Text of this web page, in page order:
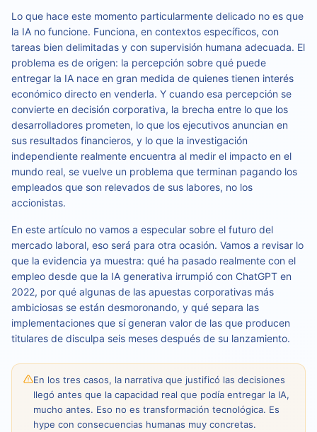
Lo que hace este momento particularmente delicado no es que
la IA no funcione. Funciona, en contextos específicos, con
tareas bien delimitadas y con supervisión humana adecuada. El
problema es de origen: la percepción sobre qué puede
entregar la IA nace en gran medida de quienes tienen interés
económico directo en venderla. Y cuando esa percepción se
convierte en decisión corporativa, la brecha entre lo que los
desarrolladores prometen, lo que los ejecutivos anuncian en
sus resultados financieros, y lo que la investigación
independiente realmente encuentra al medir el impacto en el
mundo real, se vuelve un problema que terminan pagando los
empleados que son relevados de sus labores, no los
accionistas.
En este artículo no vamos a especular sobre el futuro del
mercado laboral, eso será para otra ocasión. Vamos a revisar lo
que la evidencia ya muestra: qué ha pasado realmente con el
empleo desde que la IA generativa irrumpió con ChatGPT en
2022, por qué algunas de las apuestas corporativas más
ambiciosas se están desmoronando, y qué separa las
implementaciones que sí generan valor de las que producen
titulares de disculpa seis meses después de su lanzamiento.
En los tres casos, la narrativa que justificó las decisiones
llegó antes que la capacidad real que podía entregar la IA,
mucho antes. Eso no es transformación tecnológica. Es
hype con consecuencias humanas muy concretas.